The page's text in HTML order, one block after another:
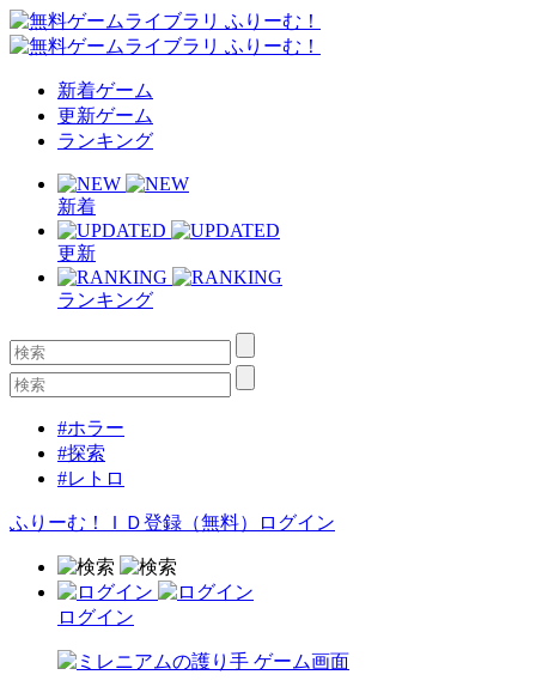
新着ゲーム
更新ゲーム
ランキング
新着
更新
ランキング
#ホラー
#探索
#レトロ
ふりーむ！ＩＤ登録（無料） ログイン
ログイン